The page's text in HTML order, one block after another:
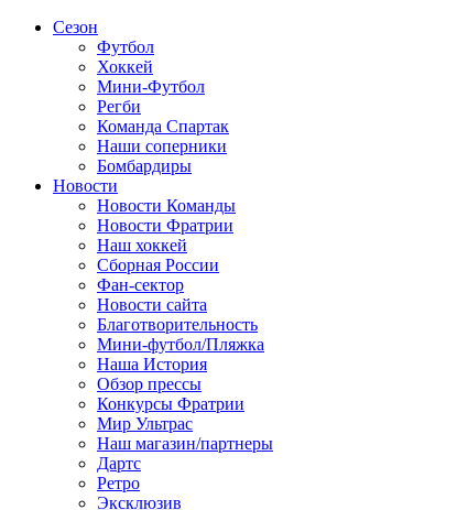
Сезон
Футбол
Хоккей
Мини-Футбол
Регби
Команда Спартак
Наши соперники
Бомбардиры
Новости
Новости Команды
Новости Фратрии
Наш хоккей
Сборная России
Фан-cектор
Новости сайта
Благотворительность
Мини-футбол/Пляжка
Наша История
Обзор прессы
Конкурсы Фратрии
Мир Ультрас
Наш магазин/партнеры
Дартс
Ретро
Эксклюзив